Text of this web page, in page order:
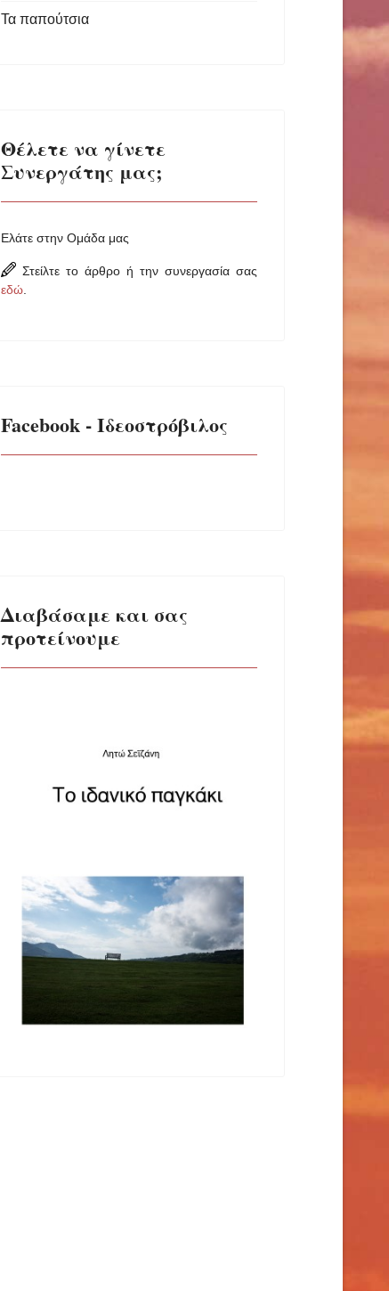
Τα παπούτσια
Θέλετε να γίνετε
Συνεργάτης μας;
Ελάτε στην Ομάδα μας
Στείλτε το άρθρο ή την συνεργασία σας
εδώ
Facebook - Ιδεοστρόβιλος
Διαβάσαμε και σας
προτείνουμε